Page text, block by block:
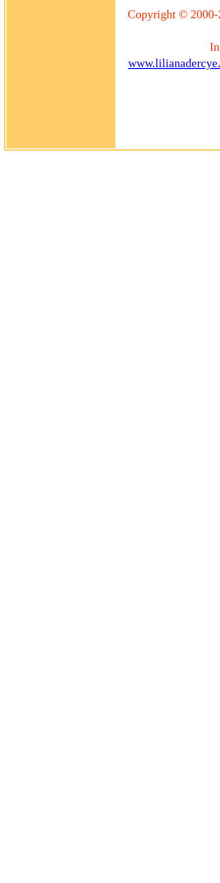
Copyright © 2000-